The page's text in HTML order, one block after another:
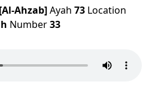
Ahzab]Ayah 73 Location
Number33